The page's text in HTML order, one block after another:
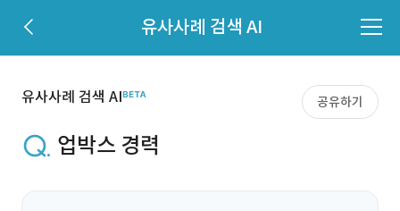
유사사례 검색 AI
유사사례 검색 AI 공유하기
업박스 경력